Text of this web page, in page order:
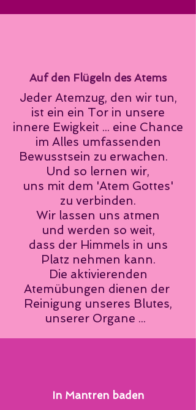
Auf den Flügeln des Atems
Jeder Atemzug, den wir tun,
ist ein ein Tor in unsere
innere Ewigkeit ... eine Chance
im Alles umfassenden
Bewusstsein zu erwachen.
Und so lernen wir,
uns mit dem 'Atem Gottes'
zu verbinden.
Wir lassen uns atmen
und werden so weit,
dass der Himmels in uns
Platz nehmen kann.
Die aktivierenden
Atemübungen dienen der
Reinigung unseres Blutes,
unserer Organe ...
In Mantren baden